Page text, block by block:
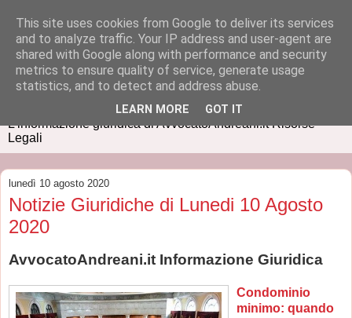
IUSPRESS
L'informazione giuridica di AvvocatoAndreani.it Risorse
Legali
lunedì 10 agosto 2020
Notizie Giuridiche di Lunedi 10 Agosto
2020
AvvocatoAndreani.it Informazione Giuridica
Condominio
minimo: quando
This site uses cookies from Google to deliver its services
and to analyze traffic. Your IP address and user-agent are
shared with Google along with performance and security
metrics to ensure quality of service, generate usage
statistics, and to detect and address abuse.
LEARN MORE GOT IT